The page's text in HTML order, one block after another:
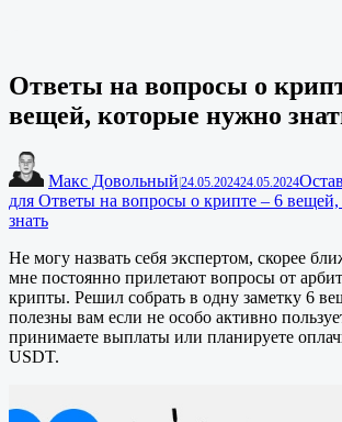
Ответы на вопросы о
вещей, которые нужно
Макс Довольный 24.05.202424.05.2024
для Ответы на вопросы о крипте – 6
знать
Не могу назвать себя экспертом, скорее
мне постоянно прилетают вопросы от
крипты. Решил собрать в одну заметку 6
полезны вам если не особо активно
принимаете выплаты или планируете
USDT.